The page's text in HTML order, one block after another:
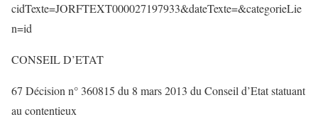
cidTexte=JORFTEXT000027197933&dateTexte=&categorieLie
n=id
CONSEIL D’ETAT
67 Décision n° 360815 du 8 mars 2013 du Conseil d’Etat statuant
au contentieux